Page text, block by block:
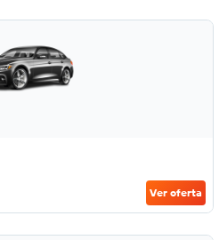
Ver oferta